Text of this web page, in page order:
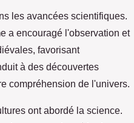
les avancées scientifiques.
a encouragé l'observation et
favorisant
à des découvertes
compréhension de l'univers.
ont abordé la science.